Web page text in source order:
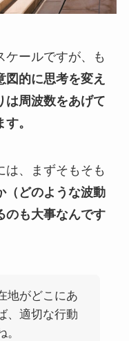
ケールですが、も
図的に思考を変え
は周波数をあげて
。
は、まずそもそも
（どのような波動
のも大事なんです
地がどこにあ
、適切な行動